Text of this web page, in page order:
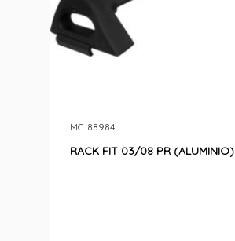
RACK FIT 03/08 PR (ALUMINIO)
MC: 88984